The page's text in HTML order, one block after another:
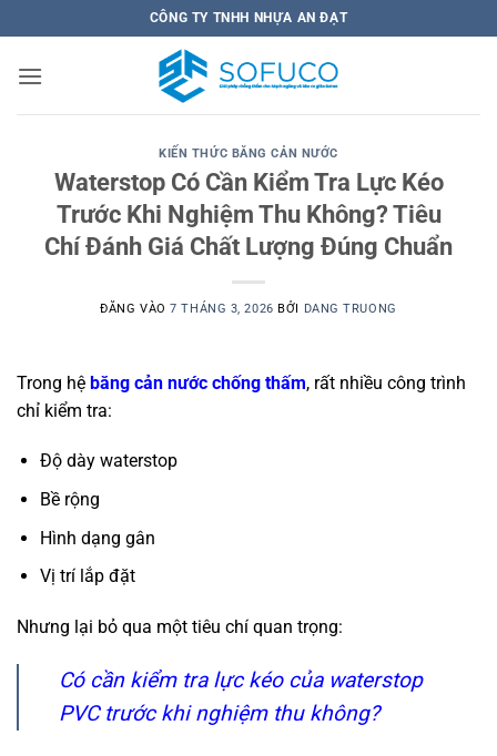
qua
nội
CÔNG TY TNHH NHỰA AN ĐẠT
KIẾN THỨC BĂNG CẢN NƯỚC
Waterstop Có Cần Kiểm Tra Lực Kéo
Trước Khi Nghiệm Thu Không? Tiêu
Chí Đánh Giá Chất Lượng Đúng Chuẩn
ĐĂNG VÀO7 THÁNG 3, 2026 BỞI DANG TRUONG
Trong hệ băng cản nước chống thấm, rất nhiều công trình
chỉ kiểm tra:
Độ dày waterstop
Bề rộng
Hình dạng gân
Vị trí lắp đặt
Nhưng lại bỏ qua một tiêu chí quan trọng:
Có cần kiểm tra lực kéo của waterstop
PVC trước khi nghiệm thu không?